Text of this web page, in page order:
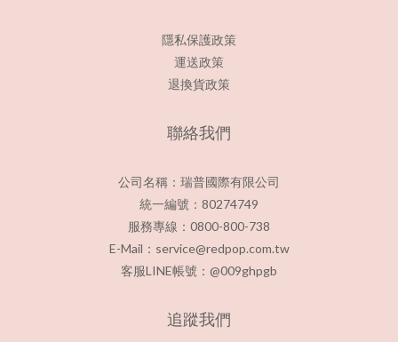
隱私保護政策
運送政策
退換貨政策
聯絡我們
公司名稱：瑞普國際有限公司
統一編號：80274749
服務專線：0800-800-738
E-Mail：service@redpop.com.tw
客服LINE帳號：@009ghpgb
追蹤我們